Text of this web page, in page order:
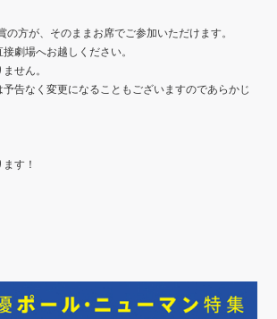
の方が、そのままお席でご参加いただけます。
劇場へお越しください。
せん。
告なく変更になることもございますのであらかじ
す！